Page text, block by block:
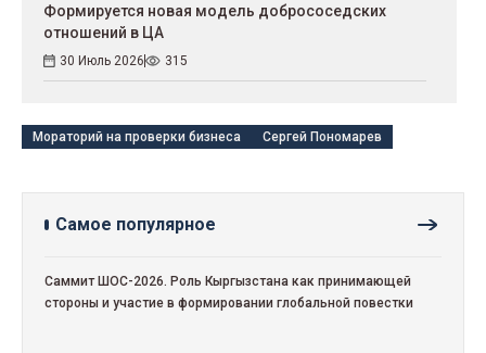
Формируется новая модель добрососедских
отношений в ЦА
30 Июль 2026 315
Мораторий на проверки бизнеса Сергей Пономарев
Самое популярное
Саммит ШОС-2026. Роль Кыргызстана как принимающей
стороны и участие в формировании глобальной повестки